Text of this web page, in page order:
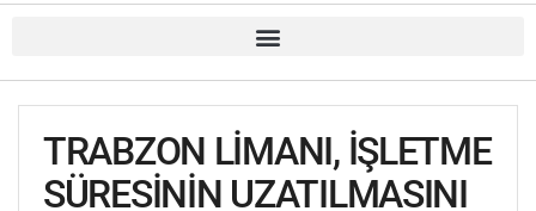
TRABZON LİMANI, İŞLETME
SÜRESİNİN UZATILMASINI